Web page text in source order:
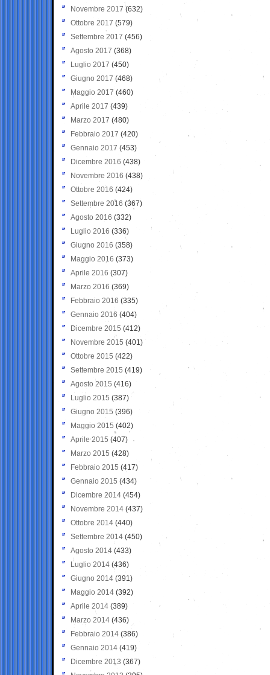
Novembre 2017 (632)
Ottobre 2017 (579)
Settembre 2017 (456)
Agosto 2017 (368)
Luglio 2017 (450)
Giugno 2017 (468)
Maggio 2017 (460)
Aprile 2017 (439)
Marzo 2017 (480)
Febbraio 2017 (420)
Gennaio 2017 (453)
Dicembre 2016 (438)
Novembre 2016 (438)
Ottobre 2016 (424)
Settembre 2016 (367)
Agosto 2016 (332)
Luglio 2016 (336)
Giugno 2016 (358)
Maggio 2016 (373)
Aprile 2016 (307)
Marzo 2016 (369)
Febbraio 2016 (335)
Gennaio 2016 (404)
Dicembre 2015 (412)
Novembre 2015 (401)
Ottobre 2015 (422)
Settembre 2015 (419)
Agosto 2015 (416)
Luglio 2015 (387)
Giugno 2015 (396)
Maggio 2015 (402)
Aprile 2015 (407)
Marzo 2015 (428)
Febbraio 2015 (417)
Gennaio 2015 (434)
Dicembre 2014 (454)
Novembre 2014 (437)
Ottobre 2014 (440)
Settembre 2014 (450)
Agosto 2014 (433)
Luglio 2014 (436)
Giugno 2014 (391)
Maggio 2014 (392)
Aprile 2014 (389)
Marzo 2014 (436)
Febbraio 2014 (386)
Gennaio 2014 (419)
Dicembre 2013 (367)